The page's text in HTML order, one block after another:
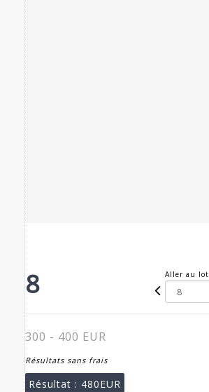
8 Aller au lot
300 - 400 EUR
Résultats sans frais
Résultat : 480EUR